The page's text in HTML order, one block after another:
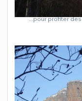
…pour profiter